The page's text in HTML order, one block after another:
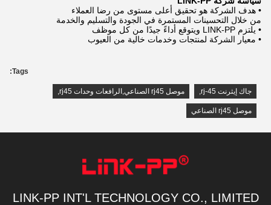
• هدف الشركة هو تحقيق أعلى مستوى من رضا العملاء
من خلال التحسينات المستمرة في الجودة والتسليم والخدمة
• يلتزم LINK-PP ويتوقع أداءً جيدًا من كل موظف
• معيار الشركة لمنتجات وخدمات خالية من العيوب
Tags:
جاك إيثرنت rj-45 , موصل rj45 الصناعي,الرافعات وحدات rj45 ,
موصل rj45 الصناعي
LINK-PP INT'L TECHNOLOGY CO., LIMITED